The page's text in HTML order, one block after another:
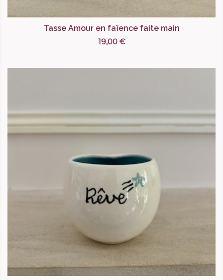
Tasse Amour en faïence faite main
19,00 €